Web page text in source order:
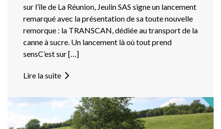
sur l’île de La Réunion, Jeulin SAS signe un lancement
remarqué avec la présentation de sa toute nouvelle
remorque : la TRANSCAN, dédiée au transport de la
canne à sucre. Un lancement là où tout prend
sensC’est sur […]
Lire la suite